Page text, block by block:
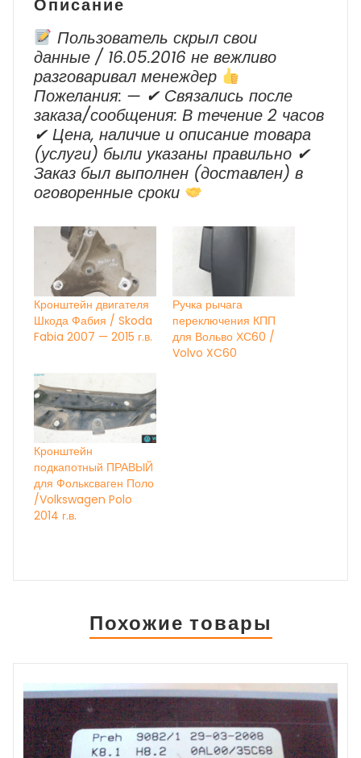
Описание
Пользователь скрыл свои
данные / 16.05.2016 не вежливо
разговаривал менеждер
Пожелания: — ✔ Cвязались после
заказа/сообщения: В течение 2 часов
✔ Цена, наличие и описание товара
(услуги) были указаны правильно ✔
Заказ был выполнен (доставлен) в
оговоренные сроки
Кронштейн двигателя
Шкода Фабия / Skoda
Fabia 2007 — 2015 г.в.
Ручка рычага
переключения КПП
для Вольво ХС60 /
Volvo XC60
Кронштейн
подкапотный ПРАВЫЙ
для Фольксваген Поло
/Volkswagen Polo
2014 г.в.
Похожие товары